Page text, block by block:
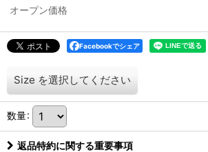
オープン価格
Facebookでシェア
Size を選択してください
数量:
返品特約に関する重要事項